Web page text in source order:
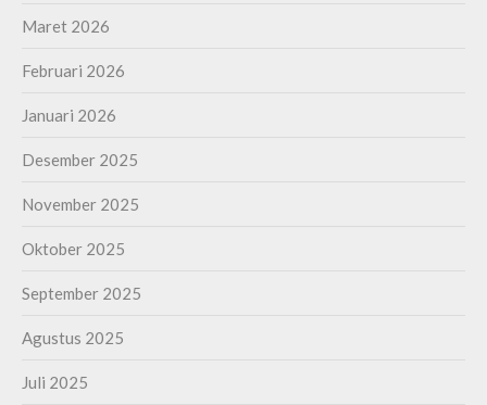
Maret 2026
Februari 2026
Januari 2026
Desember 2025
November 2025
Oktober 2025
September 2025
Agustus 2025
Juli 2025